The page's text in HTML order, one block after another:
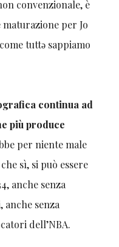
convenzionale, è
per Jo
tuttǝ sappiamo
continua ad
più produce
per niente male
sì, si può essere
anche senza
senza
dell’NBA.